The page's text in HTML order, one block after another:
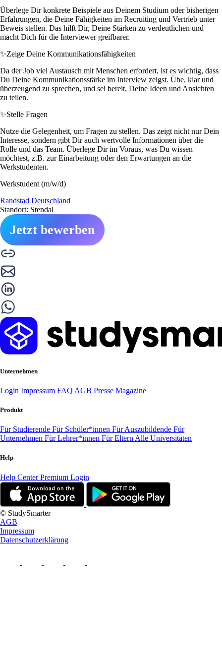
Überlege Dir konkrete Beispiele aus Deinem Studium oder bisherigen
Erfahrungen, die Deine Fähigkeiten im Recruiting und Vertrieb unter
Beweis stellen. Das hilft Dir, Deine Stärken zu verdeutlichen und
macht Dich für die Interviewer greifbarer.
✨Zeige Deine Kommunikationsfähigkeiten
Da der Job viel Austausch mit Menschen erfordert, ist es wichtig, dass
Du Deine Kommunikationsstärke im Interview zeigst. Übe, klar und
überzeugend zu sprechen, und sei bereit, Deine Ideen und Ansichten
zu teilen.
✨Stelle Fragen
Nutze die Gelegenheit, um Fragen zu stellen. Das zeigt nicht nur Dein
Interesse, sondern gibt Dir auch wertvolle Informationen über die
Rolle und das Team. Überlege Dir im Voraus, was Du wissen
möchtest, z.B. zur Einarbeitung oder den Erwartungen an die
Werkstudenten.
Werkstudent (m/w/d)
Randstad Deutschland
Standort: Stendal
Jetzt bewerben
Unternehmen
Login Impressum FAQ AGB Presse Magazine
Produkt
Für Studierende Für Schüler*innen Für Auszubildende Für
Unternehmen Für Lehrer*innen Für Eltern Alle Universitäten
Help
Help CenterPremium Login
© StudySmarter
AGB
Impressum
Datenschutzerklärung